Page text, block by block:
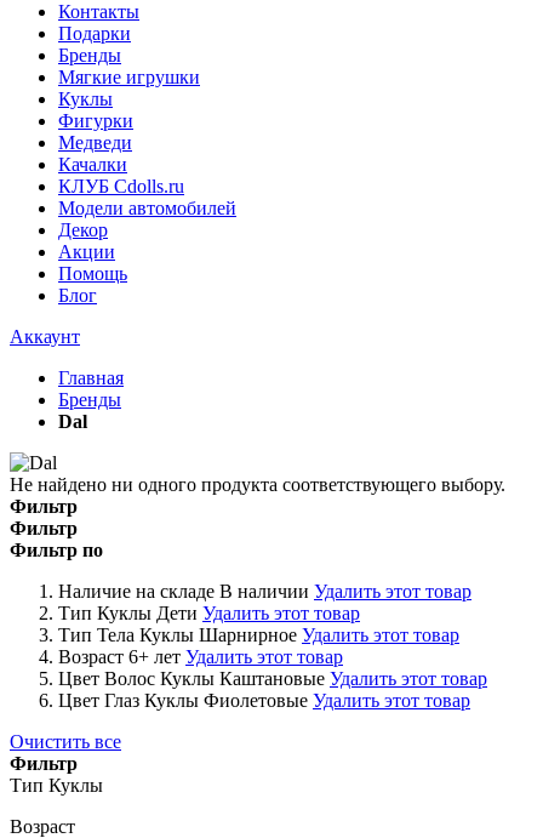
Контакты
Подарки
Бренды
Мягкие игрушки
Куклы
Фигурки
Медведи
Качалки
КЛУБ Cdolls.ru
Модели автомобилей
Декор
Акции
Помощь
Блог
Аккаунт
Главная
Бренды
Dal
Не найдено ни одного продукта соответствующего выбору.
Фильтр
Фильтр
Фильтр по
Наличие на складе В наличии Удалить этот товар
Тип Куклы Дети Удалить этот товар
Тип Тела Куклы Шарнирное Удалить этот товар
Возраст 6+ лет Удалить этот товар
Цвет Волос Куклы Каштановые Удалить этот товар
Цвет Глаз Куклы Фиолетовые Удалить этот товар
Очистить все
Фильтр
Тип Куклы
Возраст